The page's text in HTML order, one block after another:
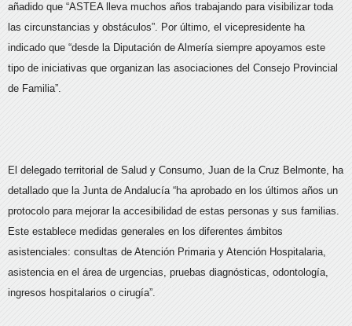
añadido que “ASTEA lleva muchos años trabajando para visibilizar toda
las circunstancias y obstáculos”. Por último, el vicepresidente ha
indicado que “desde la Diputación de Almería siempre apoyamos este
tipo de iniciativas que organizan las asociaciones del Consejo Provincial
de Familia”.
El delegado territorial de Salud y Consumo, Juan de la Cruz Belmonte, ha
detallado que la Junta de Andalucía “ha aprobado en los últimos años un
protocolo para mejorar la accesibilidad de estas personas y sus familias.
Este establece medidas generales en los diferentes ámbitos
asistenciales: consultas de Atención Primaria y Atención Hospitalaria,
asistencia en el área de urgencias, pruebas diagnósticas, odontología,
ingresos hospitalarios o cirugía”.